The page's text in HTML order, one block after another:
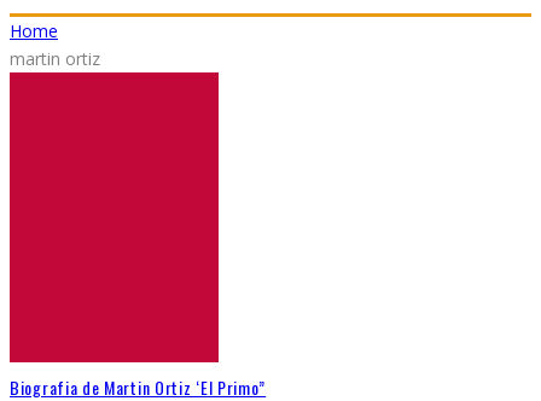
Home
martin ortiz
Biografia de Martin Ortiz ‘El Primo”